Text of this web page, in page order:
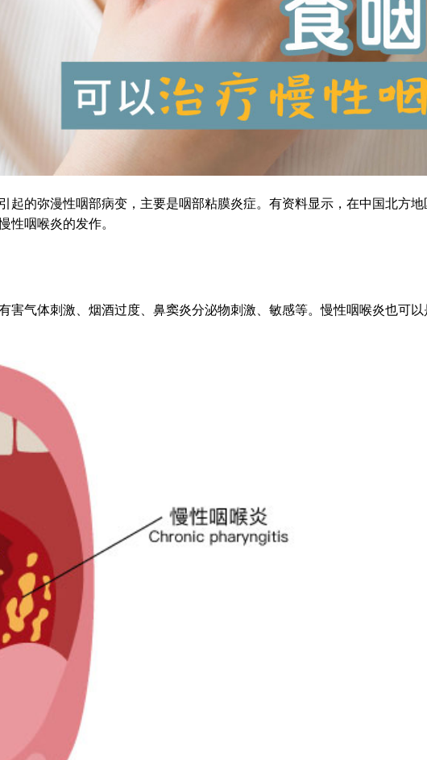
起的弥漫性咽部病变，主要是咽部粘膜炎症。有资料显示，在中国北方
性咽喉炎的发作。
害气体刺激、烟酒过度、鼻窦炎分泌物刺激、敏感等。慢性咽喉炎也可以